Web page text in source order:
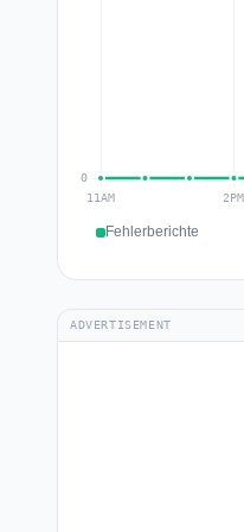
Fehlerberichte
ADVERTISEMENT